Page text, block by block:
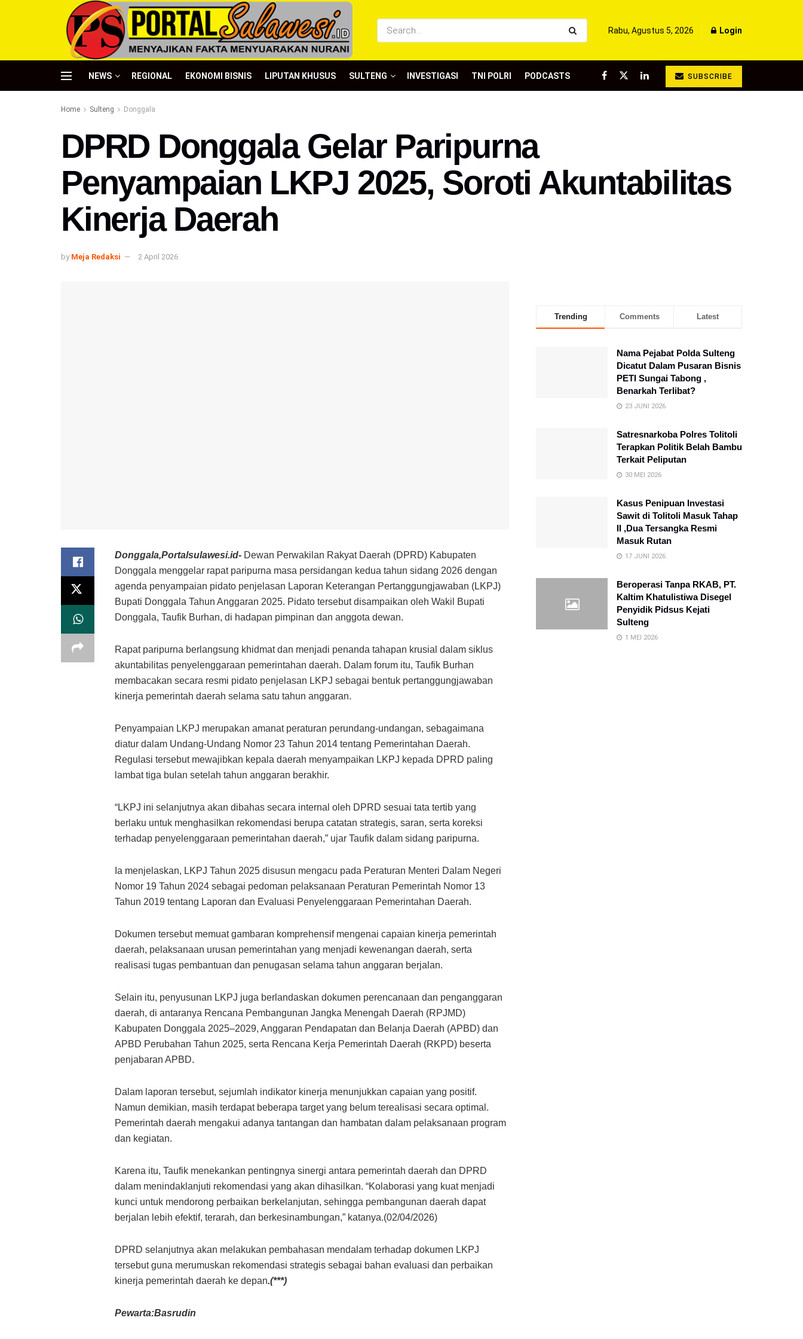
Rabu, Agustus 5, 2026 Login
NEWS REGIONAL EKONOMI BISNIS LIPUTAN KHUSUS SULTENG INVESTIGASI TNI POLRI PODCASTS SUBSCRIBE
Home Sulteng Donggala
DPRD Donggala Gelar Paripurna
Penyampaian LKPJ 2025, Soroti Akuntabilitas
Kinerja Daerah
by Meja Redaksi 2 April 2026
Donggala,Portalsulawesi.id- Dewan Perwakilan Rakyat Daerah (DPRD) Kabupaten
Donggala menggelar rapat paripurna masa persidangan kedua tahun sidang 2026 dengan
agenda penyampaian pidato penjelasan Laporan Keterangan Pertanggungjawaban (LKPJ)
Bupati Donggala Tahun Anggaran 2025. Pidato tersebut disampaikan oleh Wakil Bupati
Donggala, Taufik Burhan, di hadapan pimpinan dan anggota dewan.
Rapat paripurna berlangsung khidmat dan menjadi penanda tahapan krusial dalam siklus
akuntabilitas penyelenggaraan pemerintahan daerah. Dalam forum itu, Taufik Burhan
membacakan secara resmi pidato penjelasan LKPJ sebagai bentuk pertanggungjawaban
kinerja pemerintah daerah selama satu tahun anggaran.
Penyampaian LKPJ merupakan amanat peraturan perundang-undangan, sebagaimana
diatur dalam Undang-Undang Nomor 23 Tahun 2014 tentang Pemerintahan Daerah.
Regulasi tersebut mewajibkan kepala daerah menyampaikan LKPJ kepada DPRD paling
lambat tiga bulan setelah tahun anggaran berakhir.
“LKPJ ini selanjutnya akan dibahas secara internal oleh DPRD sesuai tata tertib yang
berlaku untuk menghasilkan rekomendasi berupa catatan strategis, saran, serta koreksi
terhadap penyelenggaraan pemerintahan daerah,” ujar Taufik dalam sidang paripurna.
Ia menjelaskan, LKPJ Tahun 2025 disusun mengacu pada Peraturan Menteri Dalam Negeri
Nomor 19 Tahun 2024 sebagai pedoman pelaksanaan Peraturan Pemerintah Nomor 13
Tahun 2019 tentang Laporan dan Evaluasi Penyelenggaraan Pemerintahan Daerah.
Dokumen tersebut memuat gambaran komprehensif mengenai capaian kinerja pemerintah
daerah, pelaksanaan urusan pemerintahan yang menjadi kewenangan daerah, serta
realisasi tugas pembantuan dan penugasan selama tahun anggaran berjalan.
Selain itu, penyusunan LKPJ juga berlandaskan dokumen perencanaan dan penganggaran
daerah, di antaranya Rencana Pembangunan Jangka Menengah Daerah (RPJMD)
Kabupaten Donggala 2025–2029, Anggaran Pendapatan dan Belanja Daerah (APBD) dan
APBD Perubahan Tahun 2025, serta Rencana Kerja Pemerintah Daerah (RKPD) beserta
penjabaran APBD.
Dalam laporan tersebut, sejumlah indikator kinerja menunjukkan capaian yang positif.
Namun demikian, masih terdapat beberapa target yang belum terealisasi secara optimal.
Pemerintah daerah mengakui adanya tantangan dan hambatan dalam pelaksanaan program
dan kegiatan.
Karena itu, Taufik menekankan pentingnya sinergi antara pemerintah daerah dan DPRD
dalam menindaklanjuti rekomendasi yang akan dihasilkan. “Kolaborasi yang kuat menjadi
kunci untuk mendorong perbaikan berkelanjutan, sehingga pembangunan daerah dapat
berjalan lebih efektif, terarah, dan berkesinambungan,” katanya.(02/04/2026)
DPRD selanjutnya akan melakukan pembahasan mendalam terhadap dokumen LKPJ
tersebut guna merumuskan rekomendasi strategis sebagai bahan evaluasi dan perbaikan
kinerja pemerintah daerah ke depan.(***)
Pewarta:Basrudin
Trending Comments Latest
Nama Pejabat Polda Sulteng
Dicatut Dalam Pusaran Bisnis
PETI Sungai Tabong ,
Benarkah Terlibat?
23 JUNI 2026
Satresnarkoba Polres Tolitoli
Terapkan Politik Belah Bambu
Terkait Peliputan
30 MEI 2026
Kasus Penipuan Investasi
Sawit di Tolitoli Masuk Tahap
II ,Dua Tersangka Resmi
Masuk Rutan
17 JUNI 2026
Beroperasi Tanpa RKAB, PT.
Kaltim Khatulistiwa Disegel
Penyidik Pidsus Kejati
Sulteng
1 MEI 2026